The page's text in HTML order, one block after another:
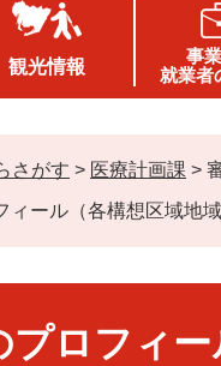
観光情報
事
就業者
さがす > 医療計画課 >
ィール（各構想区域地
プロフィ